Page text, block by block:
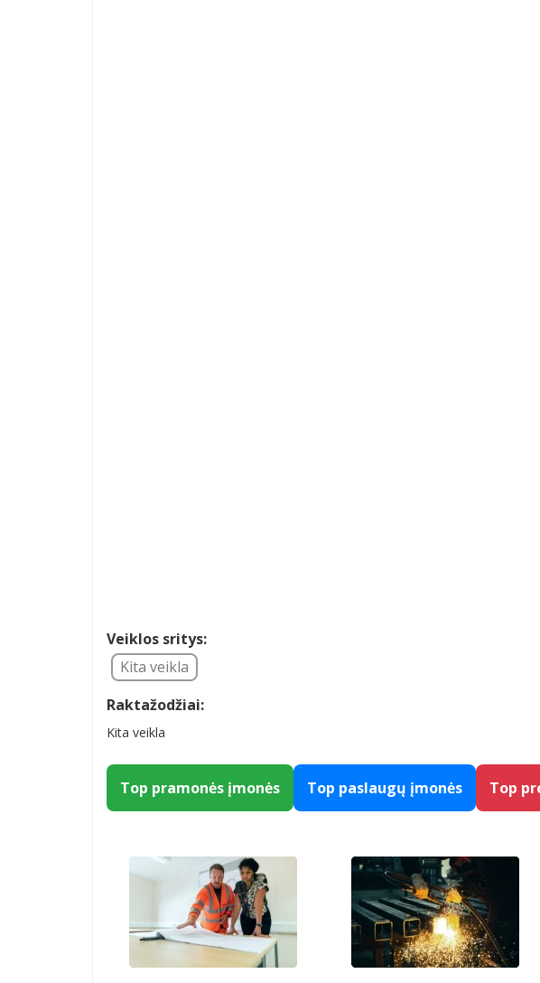
Veiklos sritys:
Kita veikla
Raktažodžiai:
Kita veikla
Top pramonės įmonės Top paslaugų įmonės Top